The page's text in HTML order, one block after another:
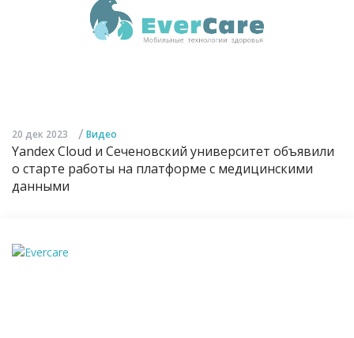
20 дек 2023 / Видео
Yandex Cloud и Сеченовский университет объявили
о старте работы на платформе с медицинскими
данными